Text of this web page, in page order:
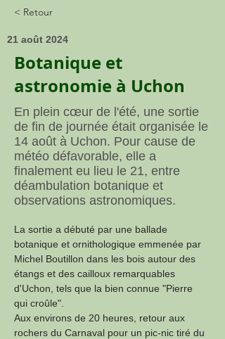
< Retour
21 août 2024
Botanique et
astronomie à Uchon
En plein cœur de l'été, une sortie
de fin de journée était organisée le
14 août à Uchon. Pour cause de
météo défavorable, elle a
finalement eu lieu le 21, entre
déambulation botanique et
observations astronomiques.
La sortie a débuté par une ballade
botanique et ornithologique emmenée par
Michel Boutillon dans les bois autour des
étangs et des cailloux remarquables
d'Uchon, tels que la bien connue "Pierre
qui croûle".
Aux environs de 20 heures, retour aux
rochers du Carnaval pour un pic-nic tiré du